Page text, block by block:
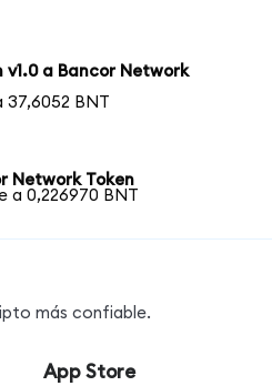
v1.0 a Bancor Network
37,6052 BNT
Network Token
a 0,226970 BNT
más confiable.
App Store